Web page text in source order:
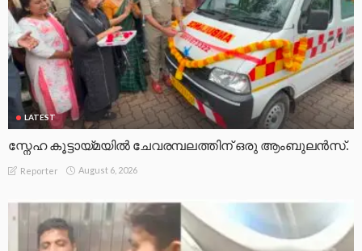
LATEST
സ്നേഹ കൂട്ടായ്മയിൽ ചേവരമ്പലത്തിന് ഒരു ആംബുലൻസ്.
Reporter August 6, 2026